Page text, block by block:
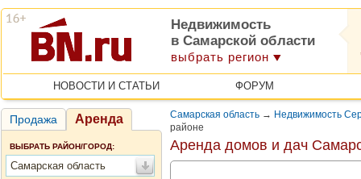
Недвижимость
в Самарской области
выбрать регион
НОВОСТИ И СТАТЬИ ФОРУМ
Продажа Аренда
ВЫБРАТЬ РАЙОН/ГОРОД:
Самарская область
Самарская область → Недвижимость
районе
Аренда домов и дач